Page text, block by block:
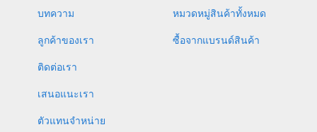
บทความ
ลูกค้าของเรา
ติดต่อเรา
เสนอแนะเรา
ตัวแทนจำหน่าย
หมวดหมู่สินค้าทั้งหมด
ซื้อจากแบรนด์สินค้า